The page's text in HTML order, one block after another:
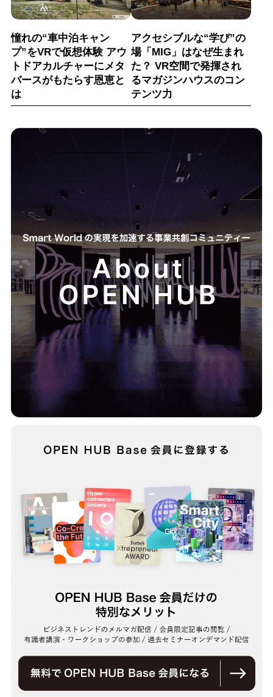
憧れの“車中泊キャン
プ”をVRで仮想体験 アウ
トドアカルチャーにメタ
バースがもたらす恩恵と
は
アクセシブルな“学び”の
場「MIG」はなぜ生まれ
た？ VR空間で発揮され
るマガジンハウスのコン
テンツ力